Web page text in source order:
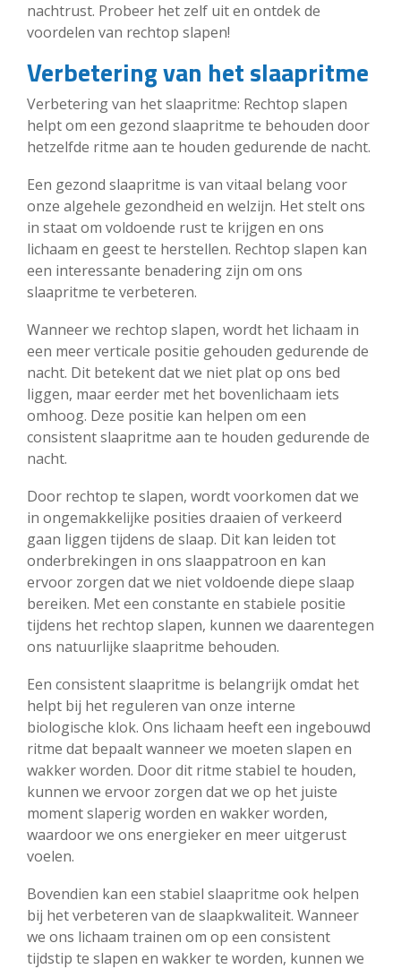
nachtrust. Probeer het zelf uit en ontdek de
voordelen van rechtop slapen!
Verbetering van het slaapritme
Verbetering van het slaapritme: Rechtop slapen
helpt om een gezond slaapritme te behouden door
hetzelfde ritme aan te houden gedurende de nacht.
Een gezond slaapritme is van vitaal belang voor
onze algehele gezondheid en welzijn. Het stelt ons
in staat om voldoende rust te krijgen en ons
lichaam en geest te herstellen. Rechtop slapen kan
een interessante benadering zijn om ons
slaapritme te verbeteren.
Wanneer we rechtop slapen, wordt het lichaam in
een meer verticale positie gehouden gedurende de
nacht. Dit betekent dat we niet plat op ons bed
liggen, maar eerder met het bovenlichaam iets
omhoog. Deze positie kan helpen om een
consistent slaapritme aan te houden gedurende de
nacht.
Door rechtop te slapen, wordt voorkomen dat we
in ongemakkelijke posities draaien of verkeerd
gaan liggen tijdens de slaap. Dit kan leiden tot
onderbrekingen in ons slaappatroon en kan
ervoor zorgen dat we niet voldoende diepe slaap
bereiken. Met een constante en stabiele positie
tijdens het rechtop slapen, kunnen we daarentegen
ons natuurlijke slaapritme behouden.
Een consistent slaapritme is belangrijk omdat het
helpt bij het reguleren van onze interne
biologische klok. Ons lichaam heeft een ingebouwd
ritme dat bepaalt wanneer we moeten slapen en
wakker worden. Door dit ritme stabiel te houden,
kunnen we ervoor zorgen dat we op het juiste
moment slaperig worden en wakker worden,
waardoor we ons energieker en meer uitgerust
voelen.
Bovendien kan een stabiel slaapritme ook helpen
bij het verbeteren van de slaapkwaliteit. Wanneer
we ons lichaam trainen om op een consistent
tijdstip te slapen en wakker te worden, kunnen we